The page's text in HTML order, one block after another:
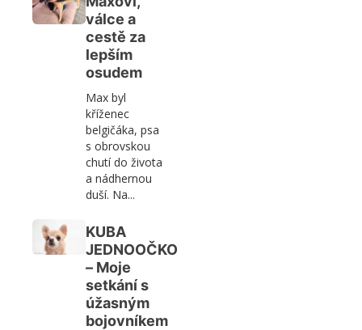
válce a
cestě za
lepším
osudem
Max byl
kříženec
belgičáka, psa
s obrovskou
chutí do života
a nádhernou
duší. Na...
KUBA
JEDNOOČKO
– Moje
setkání s
úžasným
bojovníkem